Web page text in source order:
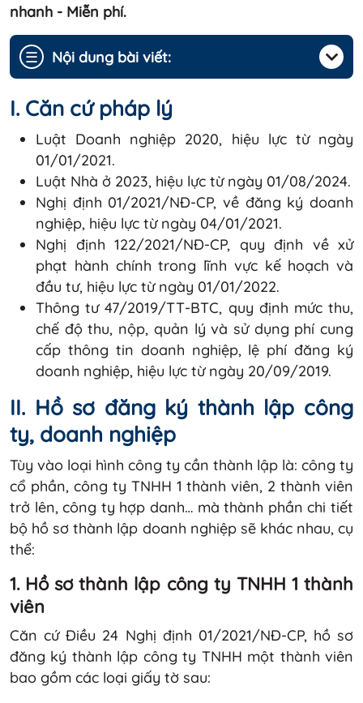
nhanh - Miễn phí.
☰ Nội dung bài viết:
I. Căn cứ pháp lý
Luật Doanh nghiệp 2020, hiệu lực từ ngày
01/01/2021.
Luật Nhà ở 2023, hiệu lực từ ngày 01/08/2024.
Nghị định 01/2021/NĐ-CP, về đăng ký doanh
nghiệp, hiệu lực từ ngày 04/01/2021.
Nghị định 122/2021/NĐ-CP, quy định về xử
phạt hành chính trong lĩnh vực kế hoạch và
đầu tư, hiệu lực từ ngày 01/01/2022.
Thông tư 47/2019/TT-BTC, quy định mức thu,
chế độ thu, nộp, quản lý và sử dụng phí cung
cấp thông tin doanh nghiệp, lệ phí đăng ký
doanh nghiệp, hiệu lực từ ngày 20/09/2019.
II. Hồ sơ đăng ký thành lập công
ty, doanh nghiệp
Tùy vào loại hình công ty cần thành lập là: công ty
cổ phần, công ty TNHH 1 thành viên, 2 thành viên
trở lên, công ty hợp danh… mà thành phần chi tiết
bộ hồ sơ thành lập doanh nghiệp sẽ khác nhau, cụ
thể:
1. Hồ sơ thành lập công ty TNHH 1 thành
viên
Căn cứ Điều 24 Nghị định 01/2021/NĐ-CP, hồ sơ
đăng ký thành lập công ty TNHH một thành viên
bao gồm các loại giấy tờ sau: